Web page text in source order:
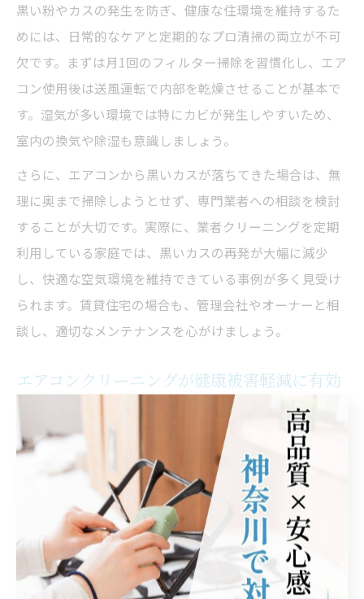
黒い粉やカスの発生を防ぎ、健康な住環境を維持するた
めには、日常的なケアと定期的なプロ清掃の両立が不可
欠です。まずは月1回のフィルター掃除を習慣化し、エア
コン使用後は送風運転で内部を乾燥させることが基本で
す。湿気が多い環境では特にカビが発生しやすいため、
室内の換気や除湿も意識しましょう。
さらに、エアコンから黒いカスが落ちてきた場合は、無
理に奥まで掃除しようとせず、専門業者への相談を検討
することが大切です。実際に、業者クリーニングを定期
利用している家庭では、黒いカスの再発が大幅に減少
し、快適な空気環境を維持できている事例が多く見受け
られます。賃貸住宅の場合も、管理会社やオーナーと相
談し、適切なメンテナンスを心がけましょう。
エアコンクリーニングが健康被害軽減に有効
エアコンクリーニングが健康被害の軽減につながる最大
の理由は、カビやホコリ、害虫の痕跡といった有害物質
を根本から除去できる点にあります。特に、プロによる
分解洗浄は奥深くの汚れまで徹底的に洗い流すため、カ
ビ胞子やアレルゲンの室内拡散を防ぎ、空気の質を大幅
に改善します。